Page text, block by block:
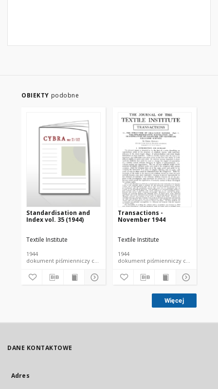
OBIEKTY podobne
Standardisation and
Index vol. 35 (1944)
Textile Institute
1944
dokument piśmienniczy czasopismo
Transactions -
November 1944
Textile Institute
1944
dokument piśmienniczy czasopismo
Więcej
DANE KONTAKTOWE
Adres